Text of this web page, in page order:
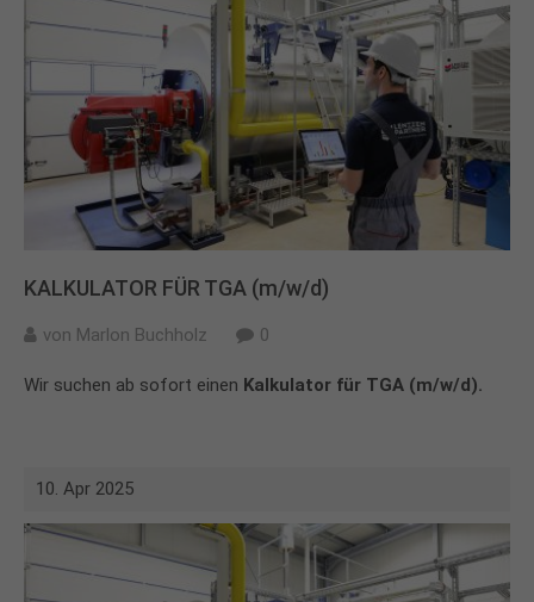
+44 1234 567 890
Drop us a line
info@yourdomain.com
About us
Lorem ipsum dolor sit amet, consectetuer
adipiscing elit.
Cum sociis natoque penatibus et magnis dis
quam felis, ultricies nec.
KALKULATOR FÜR TGA (m/w/d)
von Marlon Buchholz 0
Wir suchen ab sofort einen Kalkulator für TGA (m/w/d).
10. Apr 2025